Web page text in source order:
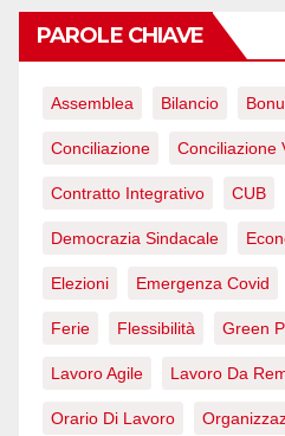
PAROLE CHIAVE
Assemblea Bilancio
Conciliazione Conciliazione
Contratto Integrativo CUB
Democrazia Sindacale
Elezioni Emergenza Covid
Ferie Flessibilità Green
Lavoro Agile Lavoro Da
Orario Di Lavoro